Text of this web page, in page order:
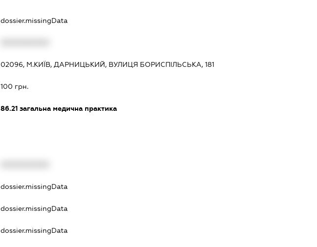
dossier.missingData
02096, М.КИЇВ, ДАРНИЦЬКИЙ, ВУЛИЦЯ БОРИСПІЛЬСЬКА, 181
100 грн.
86.21 загальна медична практика
dossier.missingData
dossier.missingData
dossier.missingData